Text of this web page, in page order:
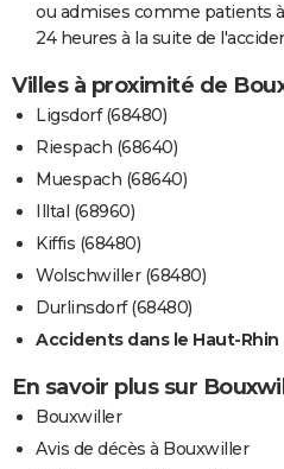
ou admises comme patients
24 heures à la suite de
Villes à proximité de
Ligsdorf (68480)
Riespach (68640)
Muespach (68640)
Illtal (68960)
Kiffis (68480)
Wolschwiller (68480)
Durlinsdorf (68480)
Accidents dans le Haut-Rhin
En savoir plus sur
Bouxwiller
Avis de décès à Bouxwiller